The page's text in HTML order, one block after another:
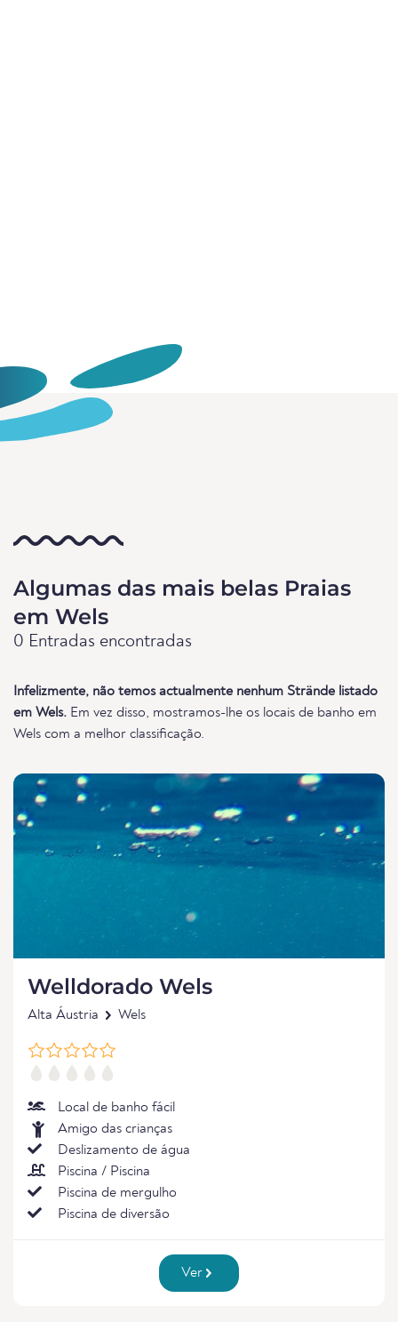
Algumas das mais belas Praias
em Wels
0 Entradas encontradas
Infelizmente, não temos actualmente nenhum Strände listado
em Wels. Em vez disso, mostramos-lhe os locais de banho em
Wels com a melhor classificação.
Welldorado Wels
Alta Áustria Wels
Local de banho fácil
Amigo das crianças
Deslizamento de água
Piscina / Piscina
Piscina de mergulho
Piscina de diversão
Ver